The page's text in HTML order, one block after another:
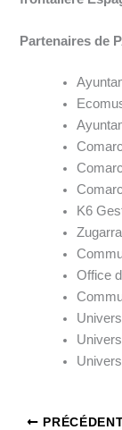
Partenaires de
K6
Office